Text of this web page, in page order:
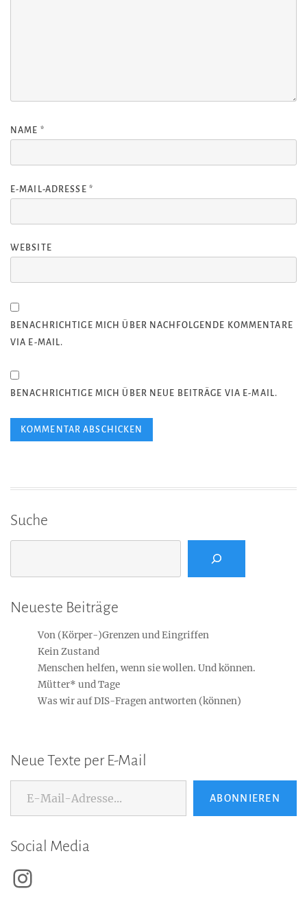
NAME *
E-MAIL-ADRESSE *
WEBSITE
BENACHRICHTIGE MICH ÜBER NACHFOLGENDE KOMMENTARE
VIA E-MAIL.
BENACHRICHTIGE MICH ÜBER NEUE BEITRÄGE VIA E-MAIL.
Suche
Neueste Beiträge
Von (Körper-)Grenzen und Eingriffen
Kein Zustand
Menschen helfen, wenn sie wollen. Und können.
Mütter* und Tage
Was wir auf DIS-Fragen antworten (können)
Neue Texte per E-Mail
E-Mail-Adresse...
ABONNIEREN
Social Media
Instagram